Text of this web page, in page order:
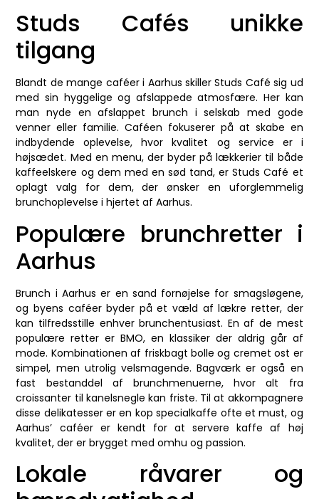
Studs Cafés unikke
tilgang
Blandt de mange caféer i Aarhus skiller Studs Café sig ud
med sin hyggelige og afslappede atmosfære. Her kan
man nyde en afslappet brunch i selskab med gode
venner eller familie. Caféen fokuserer på at skabe en
indbydende oplevelse, hvor kvalitet og service er i
højsædet. Med en menu, der byder på lækkerier til både
kaffeelskere og dem med en sød tand, er Studs Café et
oplagt valg for dem, der ønsker en uforglemmelig
brunchoplevelse i hjertet af Aarhus.
Populære brunchretter i
Aarhus
Brunch i Aarhus er en sand fornøjelse for smagsløgene,
og byens caféer byder på et væld af lækre retter, der
kan tilfredsstille enhver brunchentusiast. En af de mest
populære retter er BMO, en klassiker der aldrig går af
mode. Kombinationen af friskbagt bolle og cremet ost er
simpel, men utrolig velsmagende. Bagværk er også en
fast bestanddel af brunchmenuerne, hvor alt fra
croissanter til kanelsnegle kan friste. Til at akkompagnere
disse delikatesser er en kop specialkaffe ofte et must, og
Aarhus’ caféer er kendt for at servere kaffe af høj
kvalitet, der er brygget med omhu og passion.
Lokale råvarer og